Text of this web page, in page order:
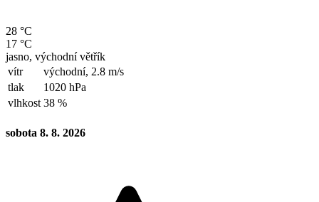
28 °C
17 °C
jasno, východní větřík
vítr
východní, 2.8 m/s
tlak
1020 hPa
vlhkost 38 %
sobota 8. 8. 2026